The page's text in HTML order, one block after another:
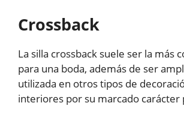
Crossback
La silla crossback suele ser la más
para una boda, además de ser
utilizada en otros tipos de
interiores por su marcado carácter